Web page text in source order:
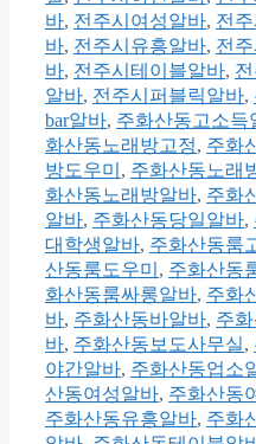
바, 전주시여성알바, 전
바, 전주시유흥알바, 전
바, 전주시테이블알바,
알바, 전주시퍼블릭알바,
bar알바, 주화산동고소득
화산동노래방고정, 주화
방도우미 , 주화산동노래
화산동노래방알바, 주화
알바, 주화산동당일알바,
대학생알바, 주화산동룸
산동룸도우미 , 주화산동
화산동룸싸롱알바, 주화
바, 주화산동바알바, 주
바, 주화산동보도사무실,
야간알바, 주화산동업소
산동여성알바, 주화산동
주화산동유흥알바, 주화